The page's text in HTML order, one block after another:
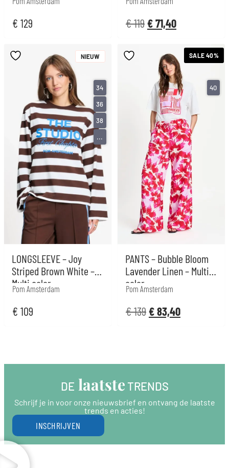
€ 129 €119€71,40
LONGSLEEVE – Joy
Striped Brown White –
Multi color
Pom Amsterdam
€ 109
NIEUW
34
36
38
...
SALE 40%
PANTS – Bubble Bloom
Lavender Linen – Multi
color
Pom Amsterdam
€139€83,40
40
DE laatste TRENDS
Schrijf je in voor onze nieuwsbrief en ontvang de laatste
trends en acties!
INSCHRIJVEN